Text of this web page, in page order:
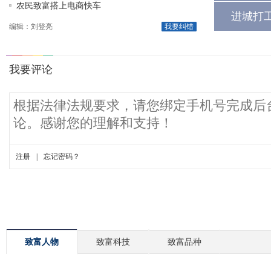
农民致富搭上电商快车
我要纠错
编辑：刘登亮
进城打
致富人物 致富科技 致富品种